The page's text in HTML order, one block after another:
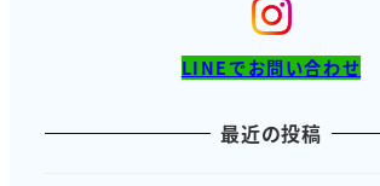
LINEでお問い合わせ
最近の投稿